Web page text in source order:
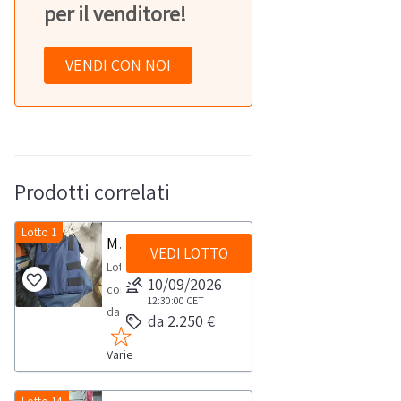
per il venditore!
VENDI CON NOI
Prodotti correlati
Lotto 1
Materiale elettronico e di sicurezza per servizi di guardiania
Lotto
composto
da
vario
materiale
Varie
VEDI LOTTO
10/09/2026
12:30:00 CET
da 2.250 €